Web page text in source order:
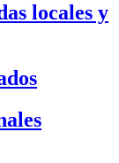
locales y